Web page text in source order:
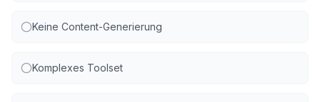
Keine Content-Generierung
Komplexes Toolset